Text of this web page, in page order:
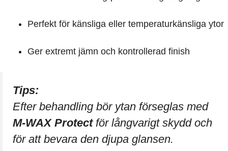
Perfekt för känsliga eller temperaturkänsliga ytor
Ger extremt jämn och kontrollerad finish
Tips:
Efter behandling bör ytan förseglas med
M-WAX Protectför långvarigt skydd och
för att bevara den djupa glansen.